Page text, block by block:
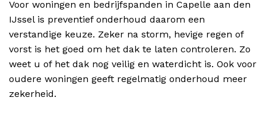
Voor woningen en bedrijfspanden in Capelle aan den
IJssel is preventief onderhoud daarom een
verstandige keuze. Zeker na storm, hevige regen of
vorst is het goed om het dak te laten controleren. Zo
weet u of het dak nog veilig en waterdicht is. Ook voor
oudere woningen geeft regelmatig onderhoud meer
zekerheid.